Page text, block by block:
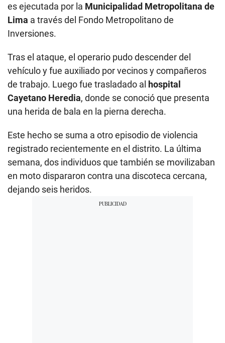
es ejecutada por la Municipalidad Metropolitana de
Lima a través del Fondo Metropolitano de
Inversiones.
Tras el ataque, el operario pudo descender del
vehículo y fue auxiliado por vecinos y compañeros
de trabajo. Luego fue trasladado al hospital
Cayetano Heredia, donde se conoció que presenta
una herida de bala en la pierna derecha.
Este hecho se suma a otro episodio de violencia
registrado recientemente en el distrito. La última
semana, dos individuos que también se movilizaban
en moto dispararon contra una discoteca cercana,
dejando seis heridos.